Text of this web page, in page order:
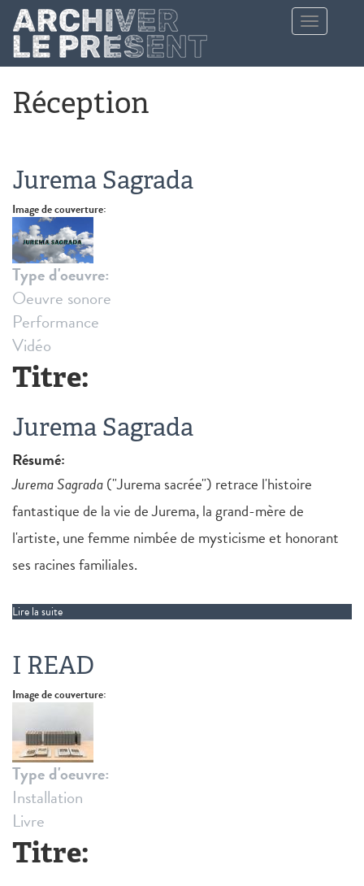
Aller au contenu principal
Toggle
navigation
Réception
Jurema Sagrada
Image de couverture:
Type d'oeuvre:
Oeuvre sonore
Performance
Vidéo
Titre:
Jurema Sagrada
Résumé:
Jurema Sagrada("Jurema sacrée") retrace l'histoire
fantastique de la vie de Jurema, la grand-mère de
l'artiste, une femme nimbée de mysticisme et honorant
ses racines familiales.
Lire la suite
I READ
Image de couverture:
Type d'oeuvre:
Installation
Livre
Titre: